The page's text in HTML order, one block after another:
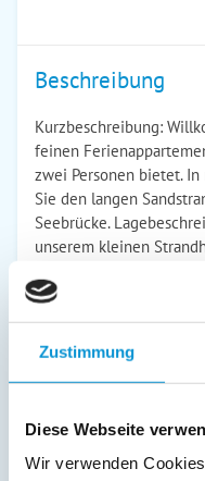
Zustimmung
Diese Webseite
Wir verwenden
Beschreibung
Kurzbeschreibung:
feinen
zwei Personen bietet.
Sie den langen
Seebrücke.
unserem kleinen
einer schönen Terrasse
die historische
die zentrale Lage
Haus Arkona liegen
und Geschäfte.
der berühmten
kostenlose